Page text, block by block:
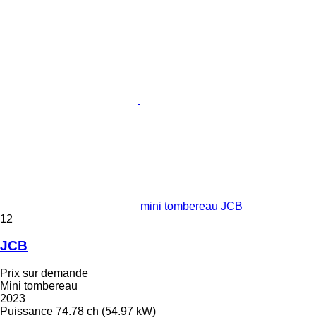
mini tombereau JCB
12
JCB
Prix sur demande
Mini tombereau
2023
Puissance 74.78 ch (54.97 kW)